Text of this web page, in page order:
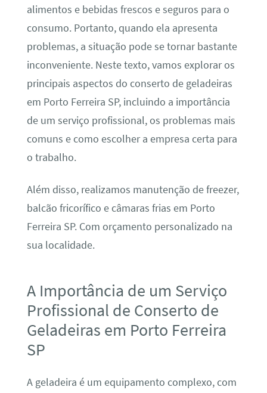
alimentos e bebidas frescos e seguros para o
consumo. Portanto, quando ela apresenta
problemas, a situação pode se tornar bastante
inconveniente. Neste texto, vamos explorar os
principais aspectos do conserto de geladeiras
em Porto Ferreira SP, incluindo a importância
de um serviço profissional, os problemas mais
comuns e como escolher a empresa certa para
o trabalho.
Além disso, realizamos manutenção de freezer,
balcão fricorífico e câmaras frias em Porto
Ferreira SP. Com orçamento personalizado na
sua localidade.
A Importância de um Serviço
Profissional de Conserto de
Geladeiras em Porto Ferreira
SP
A geladeira é um equipamento complexo, com